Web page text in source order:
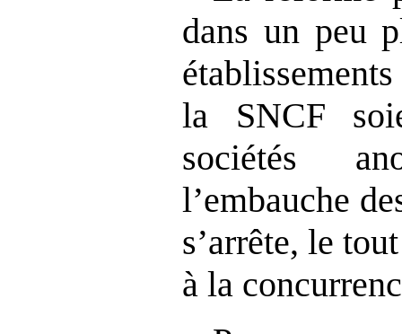
dans un peu
la SNCF
sociétés
l’embauche
s’arrête, le
à la